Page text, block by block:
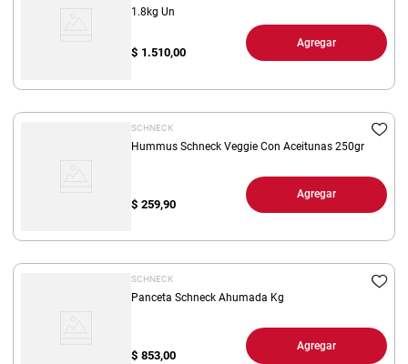
1.8kg Un
$ 1.510,00
Agregar
SCHNECK
Hummus Schneck Veggie Con Aceitunas 250gr
$ 259,90
Agregar
SCHNECK
Panceta Schneck Ahumada Kg
$ 853,00
Agregar